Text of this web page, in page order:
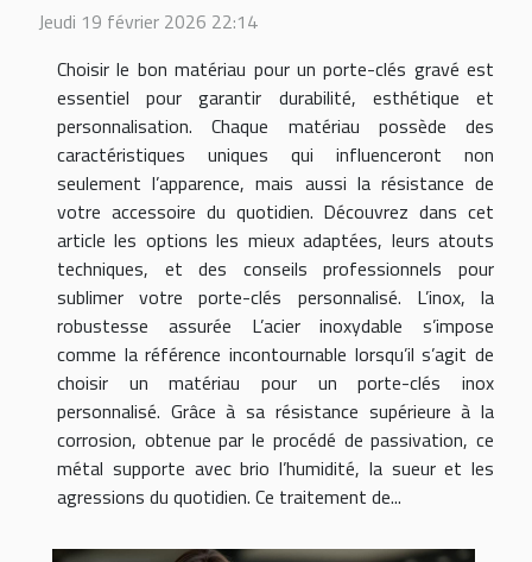
Jeudi 19 février 2026 22:14
Choisir le bon matériau pour un porte-clés gravé est
essentiel pour garantir durabilité, esthétique et
personnalisation. Chaque matériau possède des
caractéristiques uniques qui influenceront non
seulement l’apparence, mais aussi la résistance de
votre accessoire du quotidien. Découvrez dans cet
article les options les mieux adaptées, leurs atouts
techniques, et des conseils professionnels pour
sublimer votre porte-clés personnalisé. L’inox, la
robustesse assurée L’acier inoxydable s’impose
comme la référence incontournable lorsqu’il s’agit de
choisir un matériau pour un porte-clés inox
personnalisé. Grâce à sa résistance supérieure à la
corrosion, obtenue par le procédé de passivation, ce
métal supporte avec brio l’humidité, la sueur et les
agressions du quotidien. Ce traitement de...